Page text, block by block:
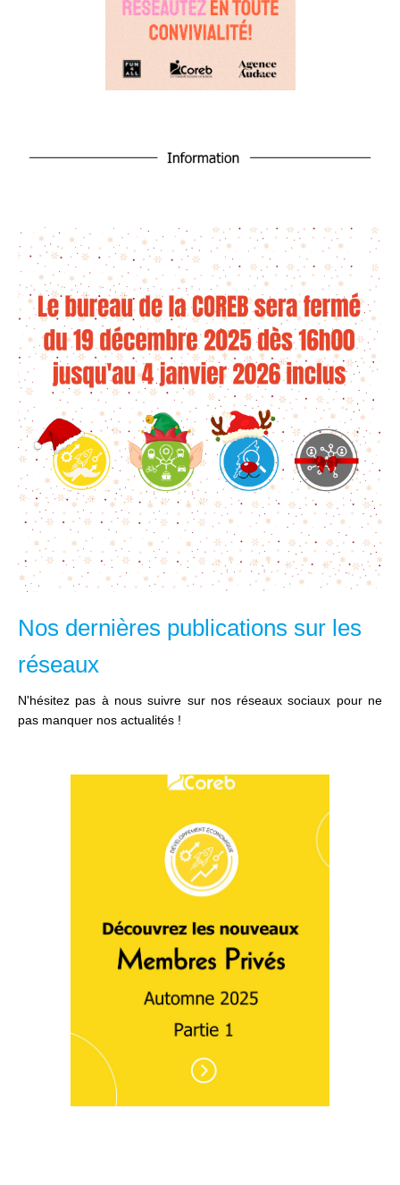
Nos dernières publications sur les
réseaux
N'hésitez pas à nous suivre sur nos réseaux sociaux pour ne
pas manquer nos actualités !